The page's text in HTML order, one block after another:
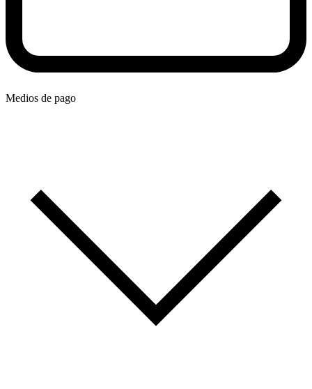
Medios de pago